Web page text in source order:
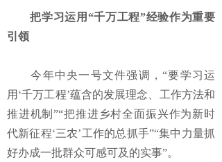
把学习运用“千万工程”经验作为重要
引领
今年中央一号文件强调，“要学习运
用‘千万工程’蕴含的发展理念、工作方法和
推进机制”“把推进乡村全面振兴作为新时
代新征程‘三农’工作的总抓手”“集中力量抓
好办成一批群众可感可及的实事”。